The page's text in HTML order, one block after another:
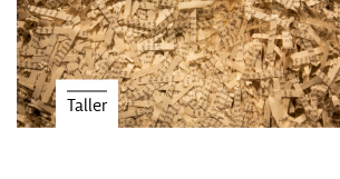
Taller